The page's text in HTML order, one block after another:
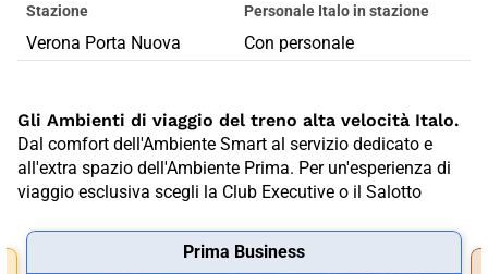
Stazione
Verona Porta Nuova
Personale Italo in stazione
Con personale
Gli Ambienti di viaggio del treno alta velocità Italo.
Dal comfort dell'Ambiente Smart al servizio dedicato e
all'extra spazio dell'Ambiente Prima. Per un'esperienza di
viaggio esclusiva scegli la Club Executive o il Salotto
Prima Business